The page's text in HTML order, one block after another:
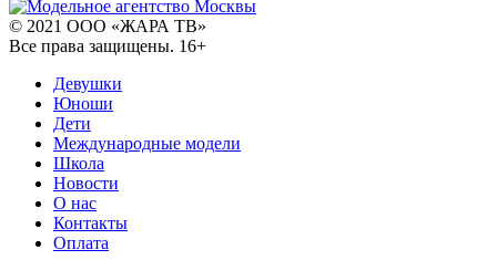
© 2021 ООО «ЖАРА ТВ»
Все права защищены. 16+
Девушки
Юноши
Дети
Международные модели
Школа
Новости
О нас
Контакты
Оплата